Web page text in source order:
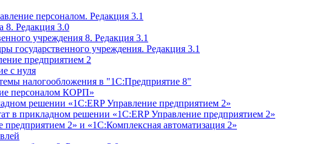
персоналом. Редакция 3.1
8. Редакция 3.0
учреждения 8. Редакция 3.1
государственного учреждения. Редакция 3.1
предприятием 2
с нуля
налогообложения в "1С:Предприятие 8"
персоналом КОРП»
решении «1С:ERP Управление предприятием 2»
в прикладном решении «1С:ERP Управление предприятием 2»
2» и «1С:Комплексная автоматизация 2»